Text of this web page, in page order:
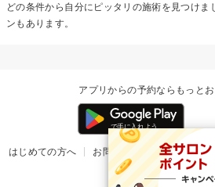
どの条件から自分にピッタリの施術を見つけま
ンもあります。
アプリからの予約ならもっとお
はじめての方へ お問い合わせ ヘルプ
掲載ご希望のサロン様